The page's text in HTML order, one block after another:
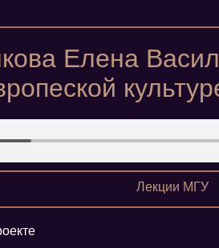
Елена
Лекции МГУ